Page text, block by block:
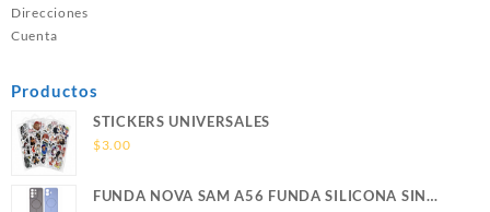
Direcciones
Cuenta
Productos
STICKERS UNIVERSALES
$3.00
FUNDA NOVA SAM A56 FUNDA SILICONA SIN